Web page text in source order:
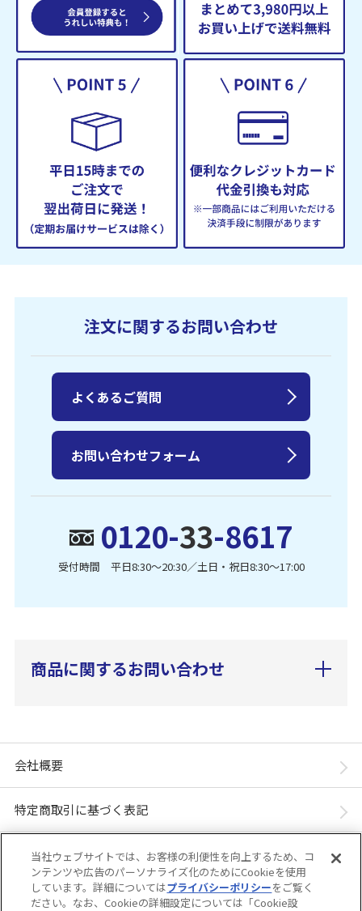
注文に関するお問い合わせ
0120-33-8617
受付時間 平日8:30〜20:30／土日・祝日8:30〜17:00
よくあるご質問
お問い合わせフォーム
商品に関するお問い合わせ
会社概要
特定商取引に基づく表記
個人情報保護方針
「ユニ・チャーム ダイレクトショップ」は、ユニ・チャーム株式会社が運営してい
当社ウェブサイトでは、お客様の利便性を向上するため、コ
ンテンツや広告のパーソナライズ化のためにCookieを使用
しています。詳細についてはプライバシーポリシーをご覧く
ださい。なお、Cookieの詳細設定については「Cookie設